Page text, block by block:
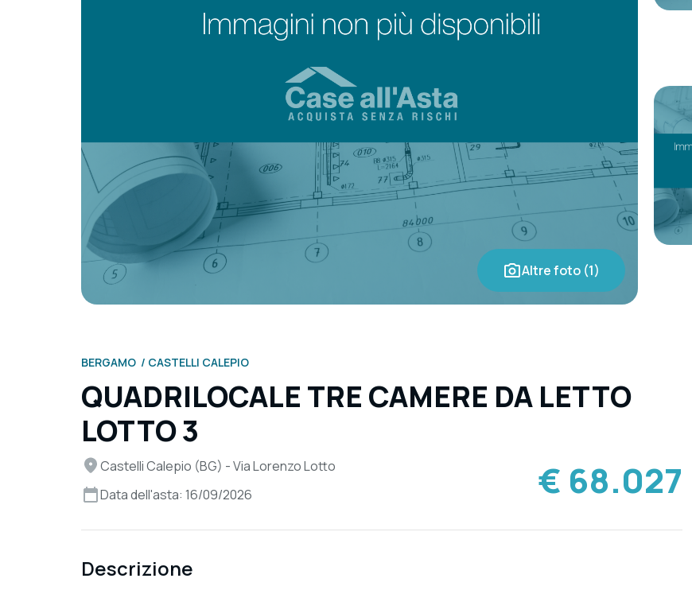
Altre foto (1)
BERGAMO CASTELLI CALEPIO
QUADRILOCALE TRE CAMERE DA LETTO
LOTTO 3
Castelli Calepio (BG) - Via Lorenzo Lotto
Data dell'asta: 16/09/2026
€ 68.027
Descrizione